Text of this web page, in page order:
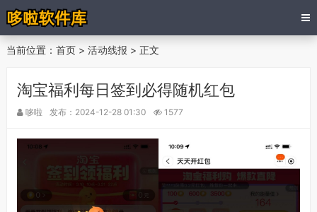
当前位置： 首页> 活动线报 > 正文
淘宝福利每日签到必得随机红包
哆啦 发布：2024-12-28 01:30 1577